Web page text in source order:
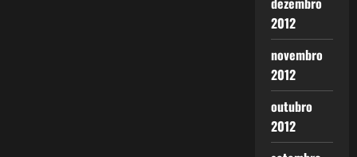
2012
novembro
2012
outubro
2012